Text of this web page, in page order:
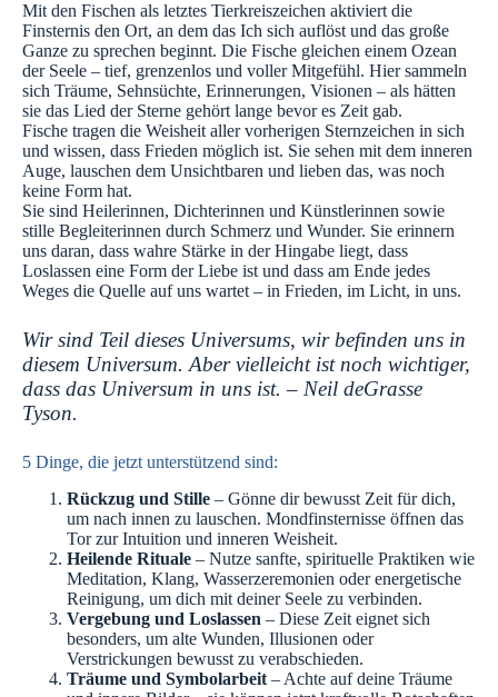
Mit den Fischen als letztes Tierkreiszeichen aktiviert die
Finsternis den Ort, an dem das Ich sich auflöst und das große
Ganze zu sprechen beginnt. Die Fische gleichen einem Ozean
der Seele – tief, grenzenlos und voller Mitgefühl. Hier sammeln
sich Träume, Sehnsüchte, Erinnerungen, Visionen – als hätten
sie das Lied der Sterne gehört lange bevor es Zeit gab.
Fische tragen die Weisheit aller vorherigen Sternzeichen in sich
und wissen, dass Frieden möglich ist. Sie sehen mit dem inneren
Auge, lauschen dem Unsichtbaren und lieben das, was noch
keine Form hat.
Sie sind Heilerinnen, Dichterinnen und Künstlerinnen sowie
stille Begleiterinnen durch Schmerz und Wunder. Sie erinnern
uns daran, dass wahre Stärke in der Hingabe liegt, dass
Loslassen eine Form der Liebe ist und dass am Ende jedes
Weges die Quelle auf uns wartet – in Frieden, im Licht, in uns.
Wir sind Teil dieses Universums, wir befinden uns in
diesem Universum. Aber vielleicht ist noch wichtiger,
dass das Universum in uns ist. – Neil deGrasse
Tyson.
5 Dinge, die jetzt unterstützend sind:
Rückzug und Stille – Gönne dir bewusst Zeit für dich,
um nach innen zu lauschen. Mondfinsternisse öffnen das
Tor zur Intuition und inneren Weisheit.
Heilende Rituale – Nutze sanfte, spirituelle Praktiken wie
Meditation, Klang, Wasserzeremonien oder energetische
Reinigung, um dich mit deiner Seele zu verbinden.
Vergebung und Loslassen – Diese Zeit eignet sich
besonders, um alte Wunden, Illusionen oder
Verstrickungen bewusst zu verabschieden.
Träume und Symbolarbeit – Achte auf deine Träume